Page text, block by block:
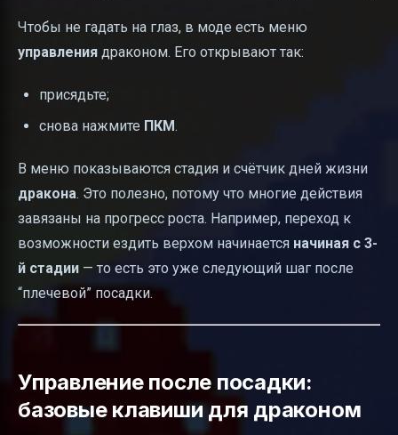
Чтобы не гадать на глаз, в моде есть меню
управления драконом. Его открывают так:
присядьте;
снова нажмите ПКМ.
В меню показываются стадия и счётчик дней жизни
дракона. Это полезно, потому что многие действия
завязаны на прогресс роста. Например, переход к
возможности ездить верхом начинается начиная с 3-
й стадии — то есть это уже следующий шаг после
“плечевой” посадки.
Управление после посадки:
базовые клавиши для драконом